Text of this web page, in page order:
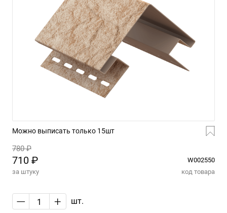
Можно выписать только 15шт
780 ₽
710 ₽
W002550
за штуку
код товара
— + шт.